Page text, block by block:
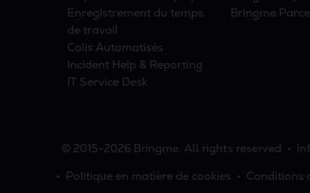
Enregistrement du temps
de travail
Colis Automatisés
Incident Help & Reporting
IT Service Desk
Bringme
© 2015-2026 Bringme. All rights reserved
Politique en matière de cookies
Conditions